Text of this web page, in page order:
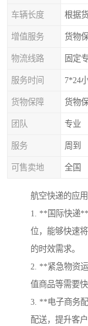
车辆长度 根据
增值服务 货物
物流线路 固定
服务时间 7*24
货物保障 货物
团队 专业
服务 周到
可售卖地 全国
航空快递的应
1. **国际快递
位，能够快速
的时效需求。
2. **紧急物资
值商品等需要
3. **电子商务
配送，提升客